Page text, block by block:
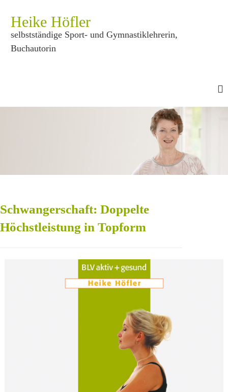
n
Heike Höfler
selbstständige Sport- und Gymnastiklehrerin,
Buchautorin
Schwangerschaft: Doppelte
Höchstleistung in Topform